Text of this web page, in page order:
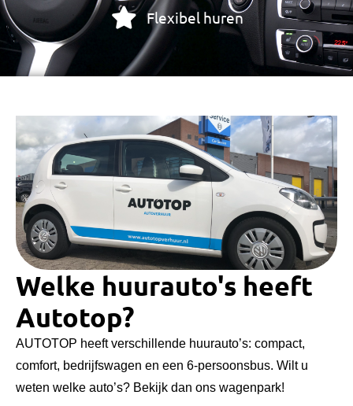
Flexibel huren
Welke huurauto's heeft
Autotop?
AUTOTOP heeft verschillende huurauto’s: compact,
comfort, bedrijfswagen en een 6-persoonsbus. Wilt u
weten welke auto’s? Bekijk dan ons wagenpark!